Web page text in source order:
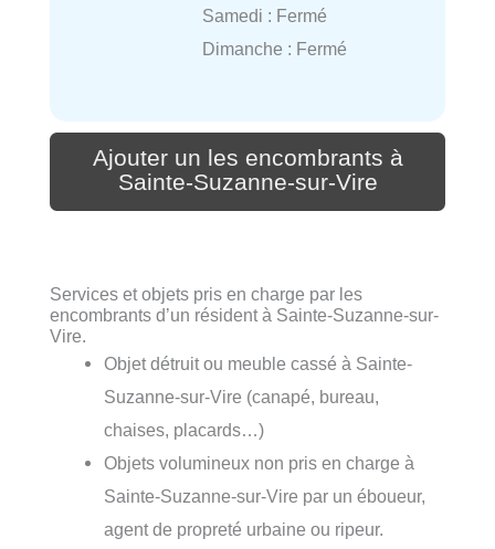
Samedi : Fermé
Dimanche : Fermé
Ajouter un les encombrants à
Sainte-Suzanne-sur-Vire
Services et objets pris en charge par les
encombrants d’un résident à Sainte-Suzanne-sur-
Vire.
Objet détruit ou meuble cassé à Sainte-
Suzanne-sur-Vire (canapé, bureau,
chaises, placards…)
Objets volumineux non pris en charge à
Sainte-Suzanne-sur-Vire par un éboueur,
agent de propreté urbaine ou ripeur.